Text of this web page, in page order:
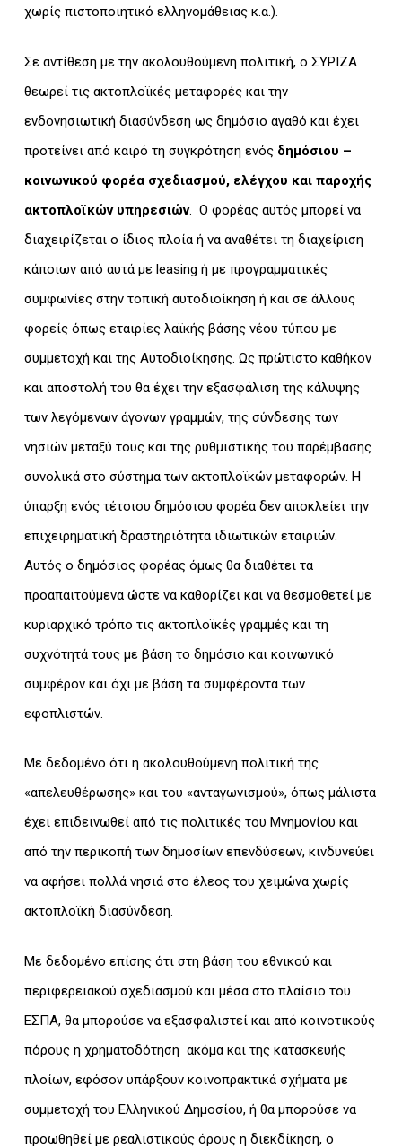
χωρίς πιστοποιητικό ελληνομάθειας κ.α.).
Σε αντίθεση με την ακολουθούμενη πολιτική, ο ΣΥΡΙΖΑ
θεωρεί τις ακτοπλοϊκές μεταφορές και την
ενδονησιωτική διασύνδεση ως δημόσιο αγαθό και έχει
προτείνει από καιρό τη συγκρότηση ενός δημόσιου –
κοινωνικού φορέα σχεδιασμού, ελέγχου και παροχής
ακτοπλοϊκών υπηρεσιών. Ο φορέας αυτός μπορεί να
διαχειρίζεται ο ίδιος πλοία ή να αναθέτει τη διαχείριση
κάποιων από αυτά με leasing ή με προγραμματικές
συμφωνίες στην τοπική αυτοδιοίκηση ή και σε άλλους
φορείς όπως εταιρίες λαϊκής βάσης νέου τύπου με
συμμετοχή και της Αυτοδιοίκησης. Ως πρώτιστο καθήκον
και αποστολή του θα έχει την εξασφάλιση της κάλυψης
των λεγόμενων άγονων γραμμών, της σύνδεσης των
νησιών μεταξύ τους και της ρυθμιστικής του παρέμβασης
συνολικά στο σύστημα των ακτοπλοϊκών μεταφορών. Η
ύπαρξη ενός τέτοιου δημόσιου φορέα δεν αποκλείει την
επιχειρηματική δραστηριότητα ιδιωτικών εταιριών.
Αυτός ο δημόσιος φορέας όμως θα διαθέτει τα
προαπαιτούμενα ώστε να καθορίζει και να θεσμοθετεί με
κυριαρχικό τρόπο τις ακτοπλοϊκές γραμμές και τη
συχνότητά τους με βάση το δημόσιο και κοινωνικό
συμφέρον και όχι με βάση τα συμφέροντα των
εφοπλιστών.
Με δεδομένο ότι η ακολουθούμενη πολιτική της
«απελευθέρωσης» και του «ανταγωνισμού», όπως μάλιστα
έχει επιδεινωθεί από τις πολιτικές του Μνημονίου και
από την περικοπή των δημοσίων επενδύσεων, κινδυνεύει
να αφήσει πολλά νησιά στο έλεος του χειμώνα χωρίς
ακτοπλοϊκή διασύνδεση.
Με δεδομένο επίσης ότι στη βάση του εθνικού και
περιφερειακού σχεδιασμού και μέσα στο πλαίσιο του
ΕΣΠΑ, θα μπορούσε να εξασφαλιστεί και από κοινοτικούς
πόρους η χρηματοδότηση ακόμα και της κατασκευής
πλοίων, εφόσον υπάρξουν κοινοπρακτικά σχήματα με
συμμετοχή του Ελληνικού Δημοσίου, ή θα μπορούσε να
προωθηθεί με ρεαλιστικούς όρους η διεκδίκηση, ο